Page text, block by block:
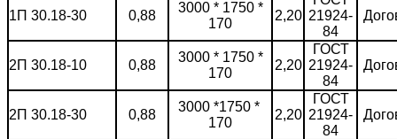
1П 30.18-30 0,88
3000 * 1750 *
170
2,20 21924-
84
2П 30.18-10 0,88
3000 * 1750 *
170
2,20
ГОСТ
21924-
84
2П 30.18-30 0,88
3000 *1750 *
170
2,20
ГОСТ
21924-
84